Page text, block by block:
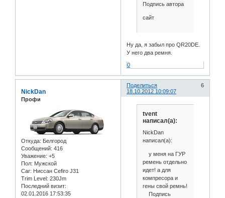
Подпись автора
сайт
Ну да, я забыл про QR20DE.
У него два ремня.
0
Поделиться
6
18.10.2012 10:09:07
NickDan
Профи
Откуда: Белгород
Сообщений: 416
Уважение: +5
Пол: Мужской
Car: Ниссан Cefiro J31
Trim Level: 230Jm
Последний визит:
02.01.2016 17:53:35
tvent
написал(а):
NickDan
написал(а):
у меня на ГУР
ремень отдельно
идет! а для
компресора и
гены свой ремнь!
Подпись